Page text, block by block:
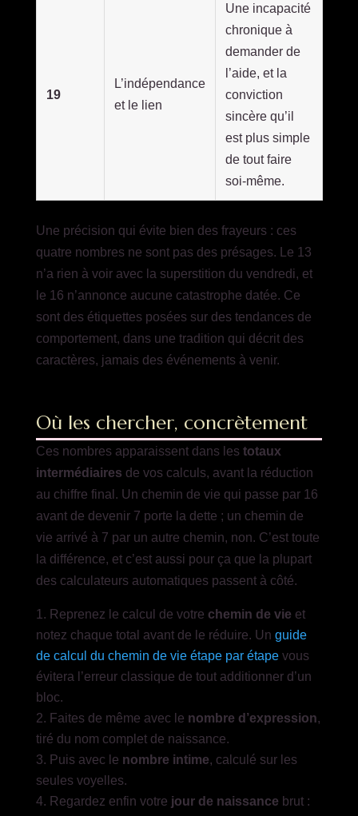
19
L’indépendance
et le lien
Une incapacité
chronique à
demander de
l’aide, et la
conviction
sincère qu’il
est plus simple
de tout faire
soi-même.
Une précision qui évite bien des frayeurs : ces
quatre nombres ne sont pas des présages. Le 13
n’a rien à voir avec la superstition du vendredi, et
le 16 n’annonce aucune catastrophe datée. Ce
sont des étiquettes posées sur des tendances de
comportement, dans une tradition qui décrit des
caractères, jamais des événements à venir.
Où les chercher, concrètement
Ces nombres apparaissent dans les totaux
intermédiaires de vos calculs, avant la réduction
au chiffre final. Un chemin de vie qui passe par 16
avant de devenir 7 porte la dette ; un chemin de
vie arrivé à 7 par un autre chemin, non. C’est toute
la différence, et c’est aussi pour ça que la plupart
des calculateurs automatiques passent à côté.
Reprenez le calcul de votre chemin de vie et
notez chaque total avant de le réduire. Un guide
de calcul du chemin de vie étape par étapevous
évitera l’erreur classique de tout additionner d’un
bloc.
Faites de même avec le nombre d’expression,
tiré du nom complet de naissance.
Puis avec le nombre intime, calculé sur les
seules voyelles.
Regardez enfin votre jour de naissance brut :